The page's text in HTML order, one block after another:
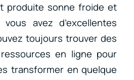
produite sonne froide et
avez d’excellentes
toujours trouver des
en ligne pour
transformer en quelque